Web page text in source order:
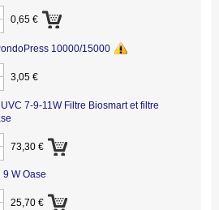
0,65 €
10000/15000
3,05 €
7-9-11W Filtre Biosmart et filtre
73,30 €
9 W Oase
25,70 €